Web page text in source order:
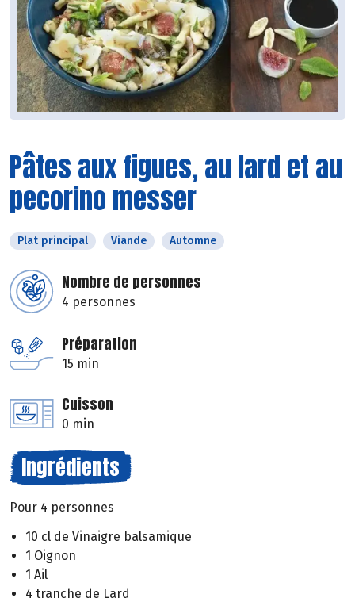
Pâtes aux figues, au lard et au
pecorino messer
Plat principal Viande Automne
Nombre de personnes
4 personnes
Préparation
15 min
Cuisson
0 min
Ingrédients
Pour 4 personnes
10 cl de Vinaigre balsamique
1 Oignon
1 Ail
4 tranche de Lard